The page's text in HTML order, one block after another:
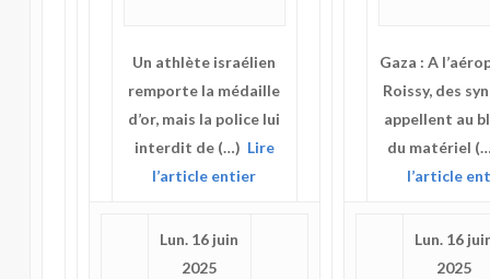
Un athlète israélien
remporte la médaille
d’or, mais la police lui
interdit de (…) Lire
l’article entier
Lun. 16 juin
2025
Gaza : A
Roissy, des
appellent au
du matériel
l’article
Lun. 16
2025